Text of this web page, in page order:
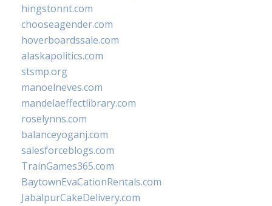
hingstonnt.com
chooseagender.com
hoverboardssale.com
alaskapolitics.com
stsmp.org
manoelneves.com
mandelaeffectlibrary.com
roselynns.com
balanceyoganj.com
salesforceblogs.com
TrainGames365.com
BaytownEvaCationRentals.com
JabalpurCakeDelivery.com